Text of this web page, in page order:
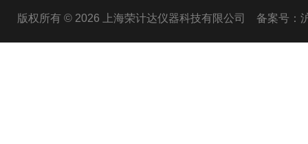
版权所有 © 2026 上海荣计达仪器科技有限公司 备案号：